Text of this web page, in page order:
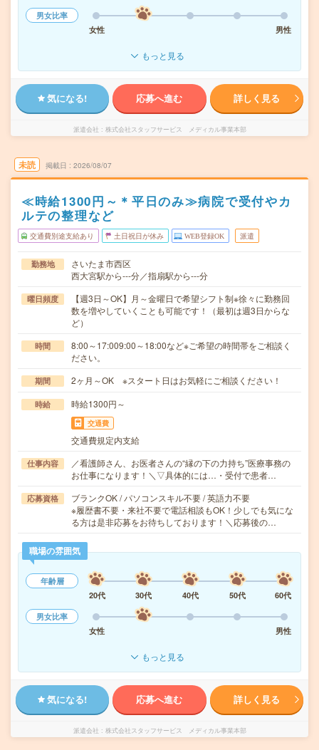
男女比率
女性
男性
もっと見る
気になる! 応募へ進む 詳しく見る
派遣会社 株式会社スタッフサービス メディカル事業本部
未読 掲載日 2026/08/07
≪時給1300円～＊平日のみ≫病院で受付やカ
ルテの整理など
交通費別途支給あり 土日祝日が休み WEB登録OK 派遣
勤務地
さいたま市西区
西大宮駅から---分／指扇駅から---分
曜日頻度
【週3日～OK】月～金曜日で希望シフト制※徐々に勤務回
数を増やしていくことも可能です！（最初は週3日からな
ど）
時間
8:00～17:009:00～18:00など※ご希望の時間帯をご相談く
ださい。
期間 2ヶ月～OK ※スタート日はお気軽にご相談ください！
時給 時給1300円～
交通費
交通費規定内支給
仕事内容
／看護師さん、お医者さんの“縁の下の力持ち”医療事務の
お仕事になります！＼▽具体的には…・受付で患者…
応募資格
ブランクOK / パソコンスキル不要 / 英語力不要
※履歴書不要・来社不要で電話相談もOK！少しでも気にな
る方は是非応募をお待ちしております！＼応募後の…
職場の雰囲気
年齢層
20代
30代 40代 50代
60代
男女比率
女性
男性
もっと見る
気になる! 応募へ進む 詳しく見る
派遣会社 株式会社スタッフサービス メディカル事業本部